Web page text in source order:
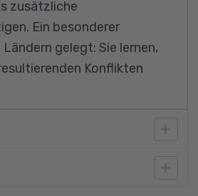
zusätzliche
Ein besonderer
gelegt: Sie lernen,
Konflikten